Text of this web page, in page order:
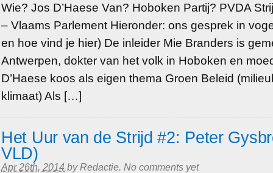
Wie? Jos D’Haese Van? Hoboken Partij? PVDA
– Vlaams Parlement Hieronder: ons gesprek in
en hoe vind je hier) De inleider Mie Branders is
Antwerpen, dokter van het volk in Hoboken en
D’Haese koos als eigen thema Groen Beleid
klimaat) Als […]
Het Uur van de Strijd #2: Peter
VLD)
Apr 26th, 2014 byRedactie. No comments yet